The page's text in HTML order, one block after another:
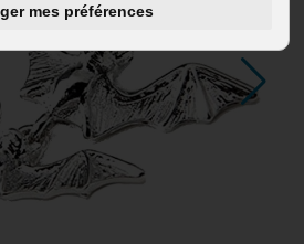
mes préférences